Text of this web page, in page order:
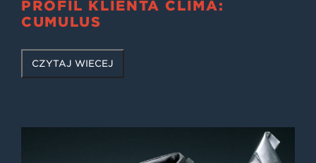
PROFIL KLIENTA CLIMA:
CUMULUS
CZYTAJ WIĘCEJ